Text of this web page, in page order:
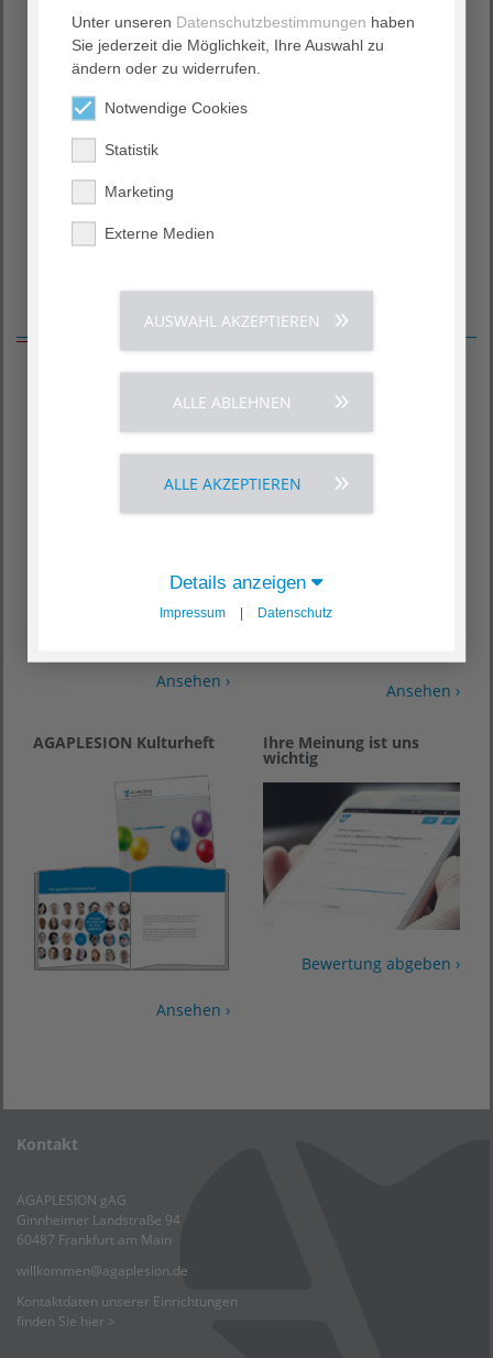
und Szenario-Betrachtungen für eine langfristige
Planung und Zukunftssicherung.
der strategisch eine exzellente Behandlungs- und
Betreuungsqualität anstrebt. Dabei verbessern
kontinuierliche Optimierungsprozesse die medizinischen
Behandlungsabläufe zum Wohl der Patienten und
Bewohner.
Service
Ansehen › Ansehen ›
AGAPLESION Kulturheft
Ansehen ›
Ihre Meinung ist uns
wichtig
Bewertung abgeben ›
Kontakt
AGAPLESION gAG
Ginnheimer Landstraße 94
60487 Frankfurt am Main
willkommen@agaplesion.de
Kontaktdaten unserer Einrichtungen
finden Sie hier >
Unter unseren Datenschutzbestimmungen haben
Sie jederzeit die Möglichkeit, Ihre Auswahl zu
ändern oder zu widerrufen.
Notwendige Cookies
Statistik
Marketing
Externe Medien
AUSWAHL AKZEPTIEREN
ALLE ABLEHNEN
ALLE AKZEPTIEREN
Details anzeigen
Impressum | Datenschutz